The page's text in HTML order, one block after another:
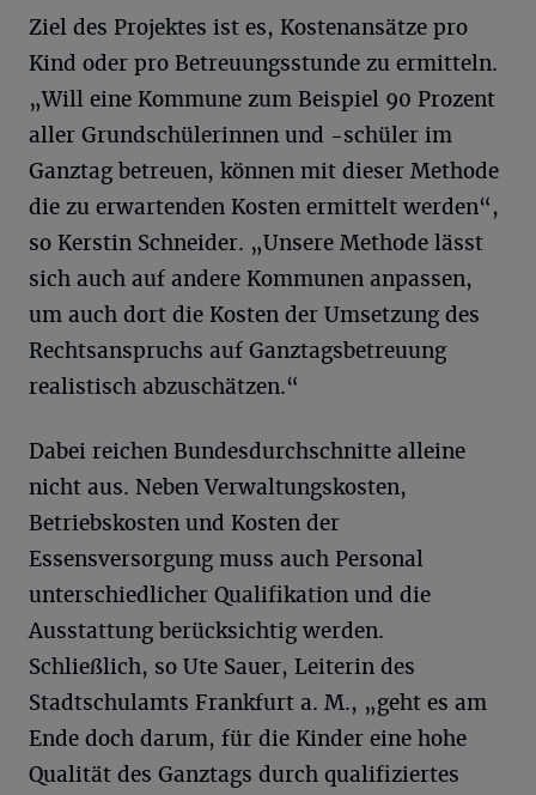
Ziel des Projektes ist es, Kostenansätze pro
Kind oder pro Betreuungsstunde zu ermitteln.
„Will eine Kommune zum Beispiel 90 Prozent
aller Grundschülerinnen und -schüler im
Ganztag betreuen, können mit dieser Methode
die zu erwartenden Kosten ermittelt werden“,
so Kerstin Schneider. „Unsere Methode lässt
sich auch auf andere Kommunen anpassen,
um auch dort die Kosten der Umsetzung des
Rechtsanspruchs auf Ganztagsbetreuung
realistisch abzuschätzen.“
Dabei reichen Bundesdurchschnitte alleine
nicht aus. Neben Verwaltungskosten,
Betriebskosten und Kosten der
Essensversorgung muss auch Personal
unterschiedlicher Qualifikation und die
Ausstattung berücksichtig werden.
Schließlich, so Ute Sauer, Leiterin des
Stadtschulamts Frankfurt a. M., „geht es am
Ende doch darum, für die Kinder eine hohe
Qualität des Ganztags durch qualifiziertes